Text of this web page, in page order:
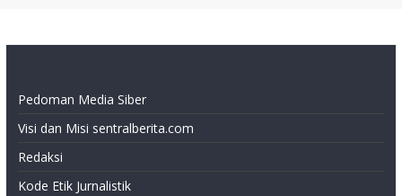
Pedoman Media Siber
Visi dan Misi sentralberita.com
Redaksi
Kode Etik Jurnalistik